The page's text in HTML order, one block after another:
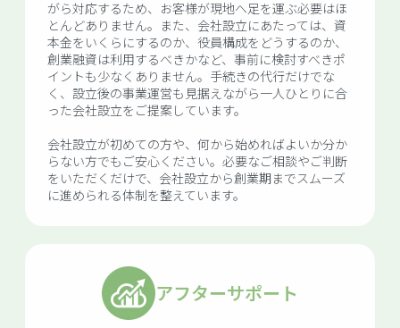
がら対応するため、お客様が現地へ足を運ぶ必要はほ
とんどありません。また、会社設立にあたっては、資
本金をいくらにするのか、役員構成をどうするのか、
創業融資は利用するべきかなど、事前に検討すべきポ
イントも少なくありません。手続きの代行だけでな
く、設立後の事業運営も見据えながら一人ひとりに合
った会社設立をご提案しています。
会社設立が初めての方や、何から始めればよいか分か
らない方でもご安心ください。必要なご相談やご判断
をいただくだけで、会社設立から創業期までスムーズ
に進められる体制を整えています。
アフターサポート